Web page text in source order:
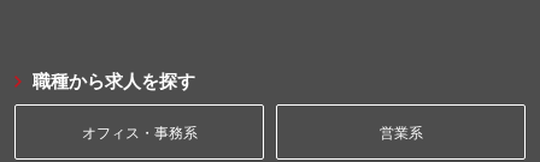
職種から求人を探す
オフィス・事務系 営業系